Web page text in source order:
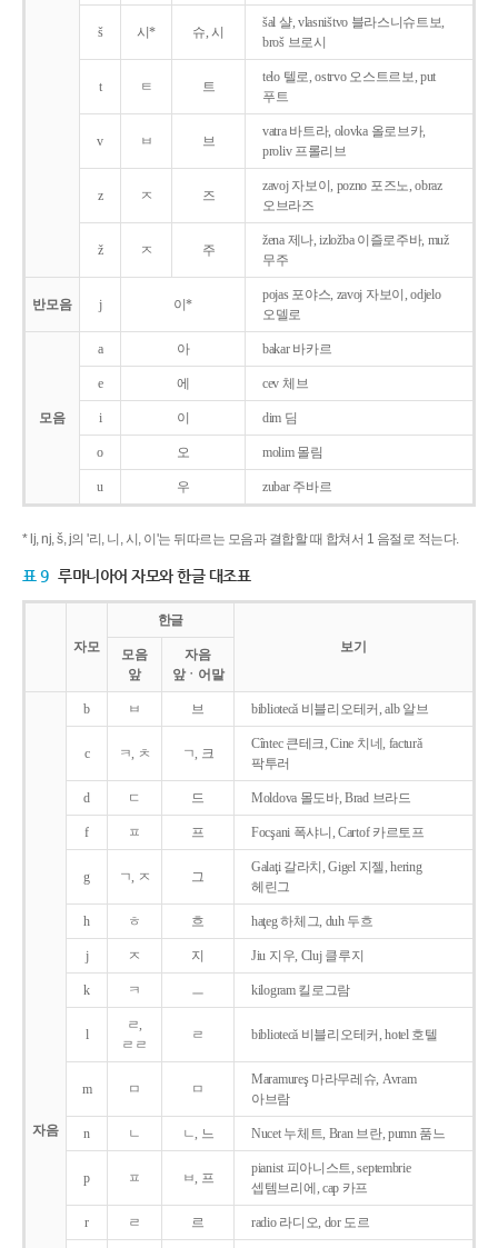
š 시* 슈, 시
šal 샬, vlasništvo 블라스니슈트보,
broš 브로시
t ㅌ 트
telo 텔로, ostrvo 오스트르보, put
푸트
v ㅂ 브
vatra 바트라, olovka 올로브카,
proliv 프롤리브
z ㅈ 즈
zavoj 자보이, pozno 포즈노, obraz
오브라즈
ž ㅈ 주
žena 제나, izložba 이즐로주바, muž
무주
반모음 j 이*
pojas 포야스, zavoj 자보이, odjelo
오델로
모음
a 아 bakar 바카르
e 에 cev 체브
i 이 dim 딤
o 오 molim 몰림
u 우 zubar 주바르
* lj, nj, š, j의 '리, 니, 시, 이'는 뒤따르는 모음과 결합할 때 합쳐서 1 음절로 적는다.
표 9 루마니아어 자모와 한글 대조표
자모
한글
보기
모음
앞
자음
앞ㆍ어말
자음
b ㅂ 브 bibliotecǎ 비블리오테커, alb 알브
c ㅋ, ㅊ ㄱ, 크
Cîntec 큰테크, Cine 치네, facturǎ
팍투러
d ㄷ 드 Moldova 몰도바, Brad 브라드
f ㅍ 프 Focşani 폭샤니, Cartof 카르토프
g ㄱ, ㅈ 그
Galaţi 갈라치, Gigel 지젤, hering
헤린그
h ㅎ 흐 haţeg 하체그, duh 두흐
j ㅈ 지 Jiu 지우, Cluj 클루지
k ㅋ ㅡ kilogram 킬로그람
l
ㄹ,
ㄹㄹ
ㄹ bibliotecǎ 비블리오테커, hotel 호텔
m ㅁ ㅁ
Maramureş 마라무레슈, Avram
아브람
n ㄴ ㄴ, 느 Nucet 누체트, Bran 브란, pumn 품느
p ㅍ ㅂ, 프
pianist 피아니스트, septembrie
셉템브리에, cap 카프
r ㄹ 르 radio 라디오, dor 도르